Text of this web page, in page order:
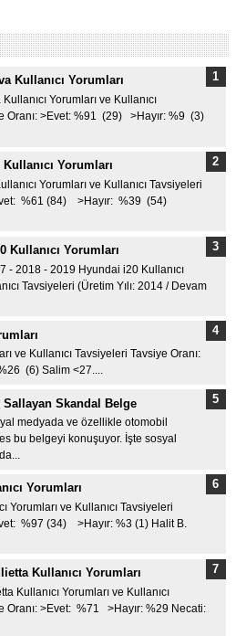
Kullanıcı Yorumları
Yorumları ve Kullanıcı
Oranı: >Evet: %91 (29) >Hayır: %9 (3)
Yorumları
Yorumları ve Kullanıcı Tavsiyeleri
%61 (84) >Hayır: %39 (54)
Kullanıcı Yorumları
- 2018 - 2019 Hyundai i20 Kullanıcı
Tavsiyeleri (Üretim Yılı: 2014 / Devam
ve Kullanıcı Tavsiyeleri Tavsiye Oranı:
(6) Salim <27....
Sallayan Skandal Belge
medyada ve özellikle otomobil
bu belgeyi konuşuyor. İşte sosyal
Yorumları
Yorumları ve Kullanıcı Tavsiyeleri
%97 (34) >Hayır: %3 (1) Halit B.
Kullanıcı Yorumları
Kullanıcı Yorumları ve Kullanıcı
Oranı: >Evet: %71 >Hayır: %29 Necati: